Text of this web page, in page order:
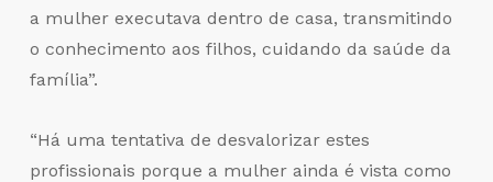
a mulher executava dentro de casa, transmitindo
o conhecimento aos filhos, cuidando da saúde da
família”.
“Há uma tentativa de desvalorizar estes
profissionais porque a mulher ainda é vista como